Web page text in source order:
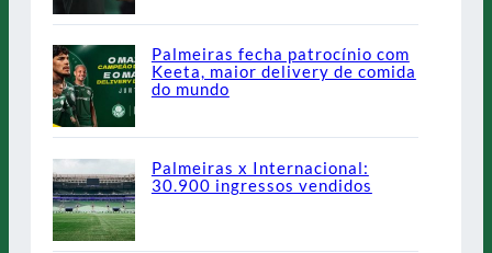
Palmeiras fecha patrocínio com
Keeta, maior delivery de comida
do mundo
Palmeiras x Internacional:
30.900 ingressos vendidos